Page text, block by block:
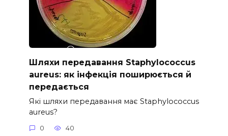
Шляхи передавання Staphylococcus
aureus: як інфекція поширюється й
передається
Які шляхи передавання має Staphylococcus
aureus?
0 40